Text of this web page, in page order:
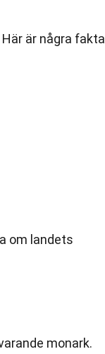
är några fakta
om landets
monark.